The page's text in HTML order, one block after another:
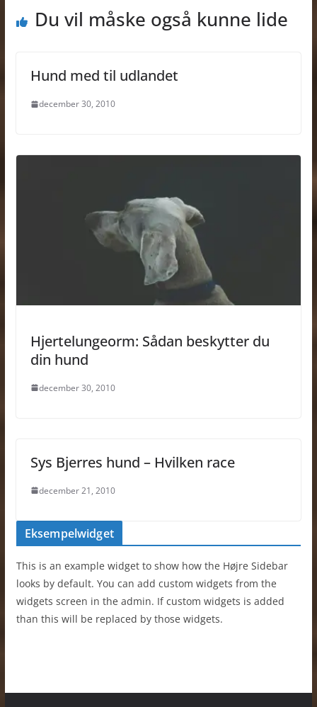
Du vil måske også kunne lide
Hund med til udlandet
december 30, 2010
Hjertelungeorm: Sådan beskytter du
din hund
december 30, 2010
Sys Bjerres hund – Hvilken race
december 21, 2010
Eksempelwidget
This is an example widget to show how the Højre Sidebar
looks by default. You can add custom widgets from the
widgets screen in the admin. If custom widgets is added
than this will be replaced by those widgets.